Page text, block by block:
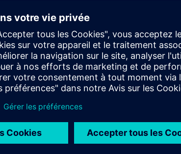
hardware e software nel sistema di automazione
strutturato (SCL)
TIA
alle nuove esigenze mediante piccole modifiche o
dei sistemi di automazione.
Classroom.
TIA-SERV2/S.
trattati tramite il nostroSIE-learning 4.0: SIE-
SIMATIC S7-1500 e il software SIMATIC